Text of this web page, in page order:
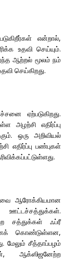
என்றால்,
உதவி செய்யும்.
ஆற்றல் மூலம் நம்
செய்கிறது.
ஏற்படுகிறது.
அழற்சி எதிர்ப்பு
ஒரு அறிவியல்
எதிர்ப்பு பண்புகள்
ஆரோக்கியமான
சத்துக்கள் ஃப்ரீ
கொண்டுள்ளன,
சீத்தாப்பழம்
ஆக்ஸிஜனேற்ற